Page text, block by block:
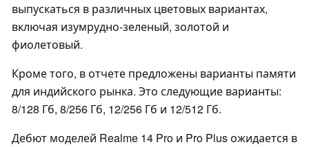
выпускаться в различных цветовых вариантах,
включая изумрудно-зеленый, золотой и
фиолетовый.
Кроме того, в отчете предложены варианты памяти
для индийского рынка. Это следующие варианты:
8/128 Гб, 8/256 Гб, 12/256 Гб и 12/512 Гб.
Дебют моделей Realme 14 Pro и Pro Plus ожидается в